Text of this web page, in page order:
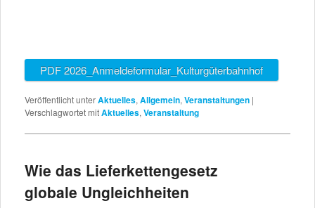
PDF 2026_Anmeldeformular_Kulturgüterbahnhof
Veröffentlicht unterAktuelles, Allgemein, Veranstaltungen |
Verschlagwortet mitAktuelles, Veranstaltung
Wie das Lieferkettengesetz
globale Ungleichheiten